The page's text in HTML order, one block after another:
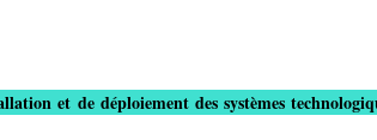
et de déploiement des systèmes